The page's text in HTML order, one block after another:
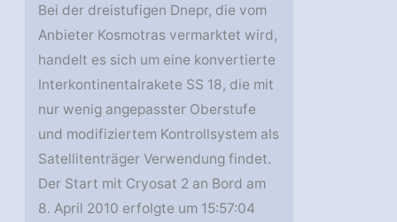
Bei der dreistufigen Dnepr, die vom
Anbieter Kosmotras vermarktet wird,
handelt es sich um eine konvertierte
Interkontinentalrakete SS 18, die mit
nur wenig angepasster Oberstufe
und modifiziertem Kontrollsystem als
Satellitenträger Verwendung findet.
Der Start mit Cryosat 2 an Bord am
8. April 2010 erfolgte um 15:57:04